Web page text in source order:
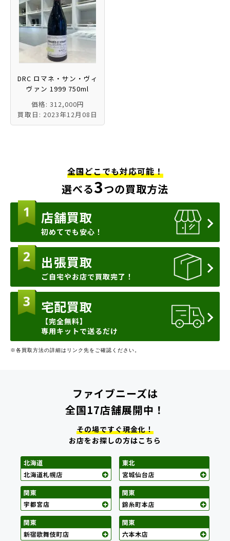
DRC ロマネ・サン・ヴィ
ヴァン 1999 750ml
価格: 312,000円
買取日: 2023年12月08日
全国どこでも対応可能！
選べる3つの買取方法
店舗買取
初めてでも安心！
出張買取
ご自宅やお店で買取完了！
宅配買取
【完全無料】
専用キットで送るだけ
※各買取方法の詳細はリンク先をご確認ください。
ファイブニーズは
全国17店舗展開中！
その場ですぐ現金化！
お店をお探しの方はこちら